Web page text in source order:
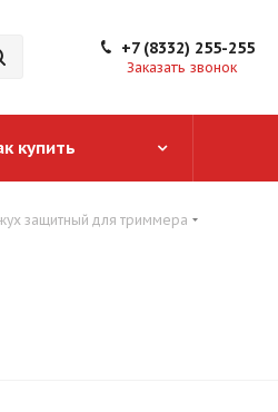
+7 (8332) 255-255
Заказать звонок
купить
защитный для триммера